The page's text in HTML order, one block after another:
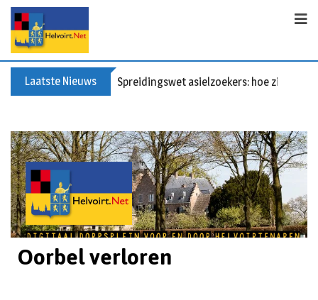
Laatste Nieuws Spreidingswet asielzoekers: hoe zit dat?
Oorbel verloren